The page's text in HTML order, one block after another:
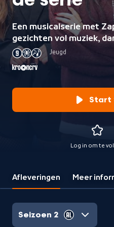
Een musicalserie met
gezichten vol muziek,
onverwachte wendingen.
Jeugd
Start
Log in om te
Afleveringen Meer
Seizoen 2